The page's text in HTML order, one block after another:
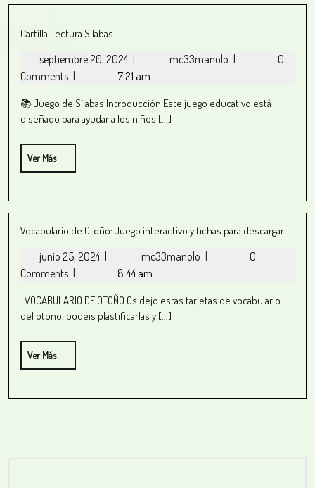
Cartilla Lectura Silabas
septiembre 20, 2024 mc33manolo
0
Comments
7:21 am
📚 Juego de Sílabas Introducción Este juego educativo está
diseñado para ayudar a los niños [...]
Ver Más
Vocabulario de Otoño: Juego interactivo y fichas para descargar
junio 25, 2024 mc33manolo
0
Comments
8:44 am
VOCABULARIO DE OTOÑO Os dejo estas tarjetas de vocabulario
del otoño, podéis plastificarlas y [...]
Ver Más